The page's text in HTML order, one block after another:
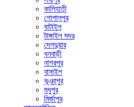
কালিহাতী
গোপালপুর
ঘাটাইল
টাঙ্গাইল সদর
দেলদুয়ার
ধনবাড়ী
নাগরপুর
বাসাইল
ভূঞাপুর
মধুপুর
মির্জাপুর